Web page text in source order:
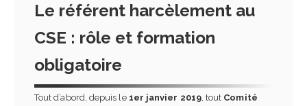
Le référent harcèlement au
CSE : rôle et formation
obligatoire
Tout d’abord, depuis le 1er janvier 2019, tout Comité